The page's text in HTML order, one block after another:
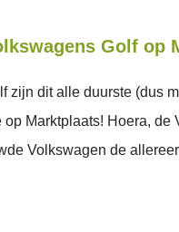
Golf op
zijn dit alle duurste (dus
Marktplaats! Hoera, de
Volkswagen de